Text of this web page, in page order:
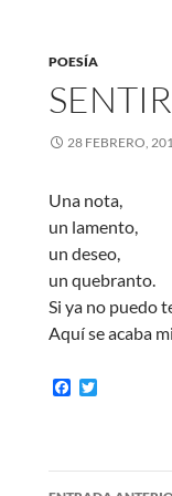
POESÍA
SENTIR
28 FEBRERO,
Una nota,
un lamento,
un deseo,
un quebranto.
Si ya no puedo
Aquí se acaba
F
o
e